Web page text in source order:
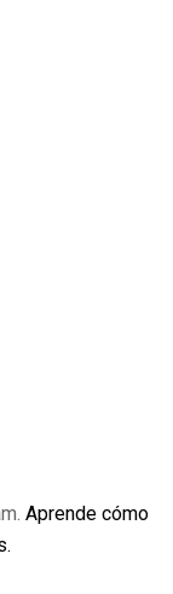
Aprende cómo